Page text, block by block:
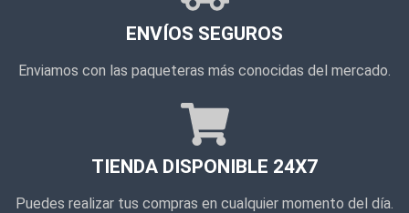
ENVÍOS SEGUROS
Enviamos con las paqueteras más conocidas del mercado.
TIENDA DISPONIBLE 24X7
Puedes realizar tus compras en cualquier momento del día.